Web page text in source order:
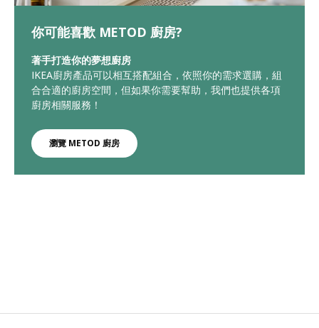
你可能喜歡 METOD 廚房?
著手打造你的夢想廚房
IKEA廚房產品可以相互搭配組合，依照你的需求選購，組
合合適的廚房空間，但如果你需要幫助，我們也提供各項
廚房相關服務！
瀏覽 METOD 廚房